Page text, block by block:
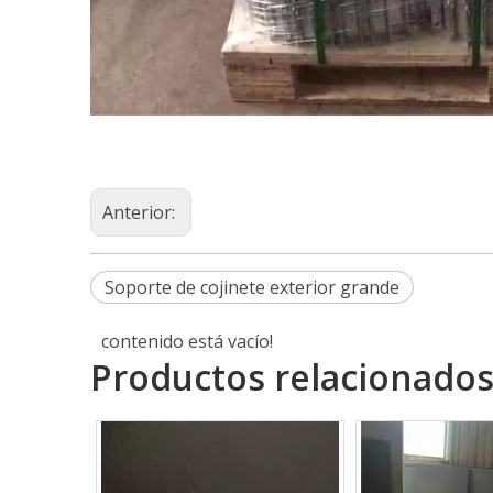
Anterior:
Soporte de cojinete exterior grande
contenido está vacío!
Productos relacionados